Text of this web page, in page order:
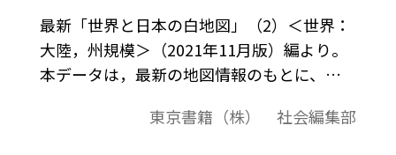
最新「世界と日本の白地図」（2）＜世界：
大陸，州規模＞（2021年11月版）編より。
本データは，最新の地図情報のもとに、高
ト作成やワークシート作成などで，自由に
東京書籍（株） 社会編集部